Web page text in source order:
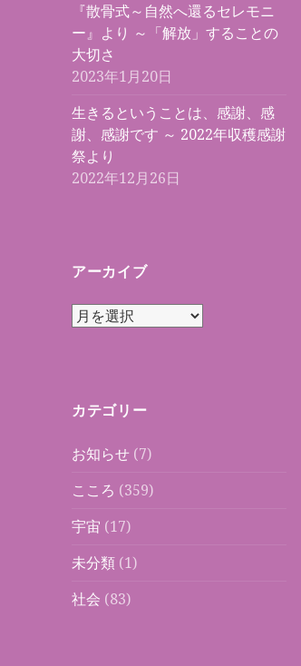
『散骨式～自然へ還るセレモニ
ー』より ～「解放」することの
大切さ
2023年1月20日
生きるということは、感謝、感
謝、感謝です ～ 2022年収穫感謝
祭より
2022年12月26日
アーカイブ
ア
ブ
カテゴリー
お知らせ (7)
こころ (359)
宇宙 (17)
未分類 (1)
社会 (83)